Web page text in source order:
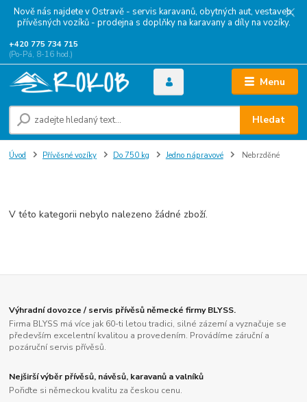
Nově nás najdete v Ostravě - servis karavanů, obytných aut, vestaveb,
přívěsných vozíků - prodejna s doplňky na karavany a díly na vozíky.
Menu
Hledat
+420 775 734 715
(Po-Pá, 8-16 hod.)
Úvod Přívěsné vozíky Do 750 kg Jedno nápravové Nebrzděné
V této kategorii nebylo nalezeno žádné zboží.
Výhradní dovozce / servis přívěsů německé firmy BLYSS.
Firma BLYSS má více jak 60-ti letou tradici, silné zázemí a vyznačuje se
především excelentní kvalitou a provedením. Provádíme záruční a
pozáruční servis přívěsů.
Nejširší výběr přívěsů, návěsů, karavanů a valníků
Pořiďte si německou kvalitu za českou cenu.